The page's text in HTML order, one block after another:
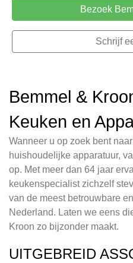
Bezoek
Schrijf
Bemmel &
Keuken en
Wanneer u op zoek bent
huishoudelijke apparatuur,
op. Met meer dan 64 jaar
keukenspecialist zichzelf
van de meest betrouwbare
Nederland. Laten we eens
Kroon zo bijzonder maakt.
UITGEBREID